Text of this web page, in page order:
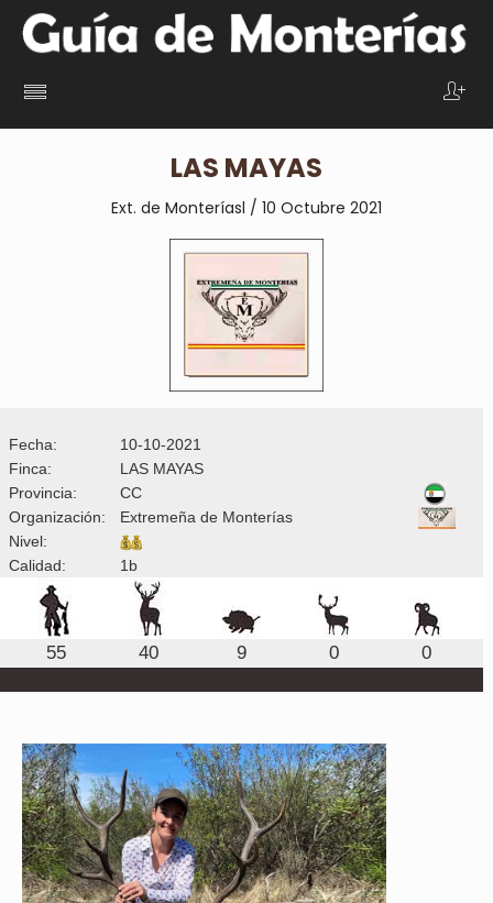
LAS MAYAS
Ext. de Monteríasl / 10 Octubre 2021
Fecha:
10-10-2021
Finca:
LAS MAYAS
Provincia:
CC
Organización:
Extremeña de Monterías
Nivel:
Calidad:
1b
55 40 9 0 0